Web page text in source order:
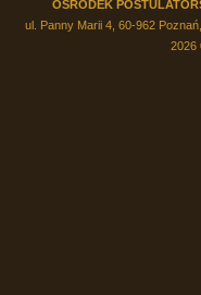
OŚRODEK
ul. Panny Marii 4, 60-962
2026